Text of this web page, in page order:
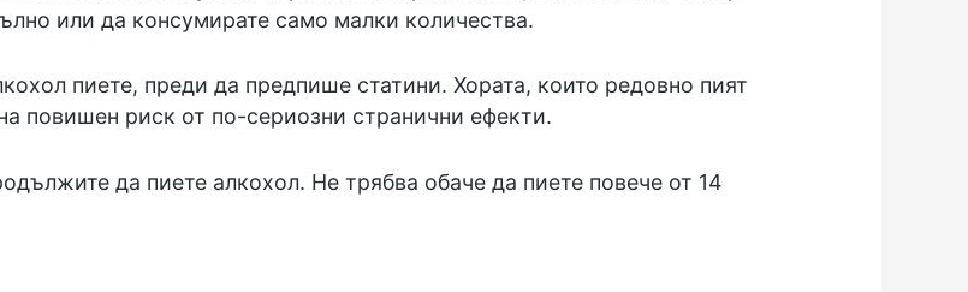
или да консумирате само малки количества.
пиете, преди да предпише статини. Хората, които редовно пият
повишен риск от по-сериозни странични ефекти.
да пиете алкохол. Не трябва обаче да пиете повече от 14